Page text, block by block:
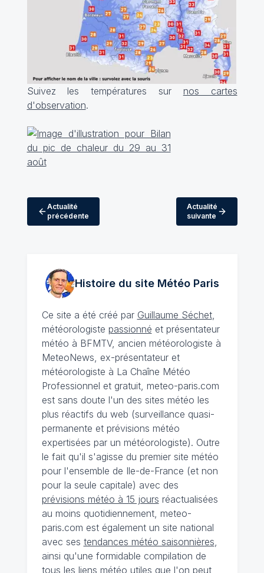
Suivez les températures sur nos cartes
d'observation.
Actualité
précédente
Actualité
suivante
Histoire du site MétéoParis
Ce site a été créé par Guillaume Séchet,
météorologiste passionné et présentateur
météo à BFMTV, ancien météorologiste à
MeteoNews, ex-présentateur et
météorologiste à La Chaîne Météo
Professionnel et gratuit, meteo-paris.com
est sans doute l'un des sites météo les
plus réactifs du web (surveillance quasi-
permanente et prévisions météo
expertisées par un météorologiste). Outre
le fait qu'il s'agisse du premier site météo
pour l'ensemble de Ile-de-France (et non
pour la seule capitale) avec des
prévisions météo à 15 jours réactualisées
au moins quotidiennement, meteo-
paris.com est également un site national
avec ses tendances météo saisonnières,
ainsi qu'une formidable compilation de
tous les liens météo utiles que l'on peut